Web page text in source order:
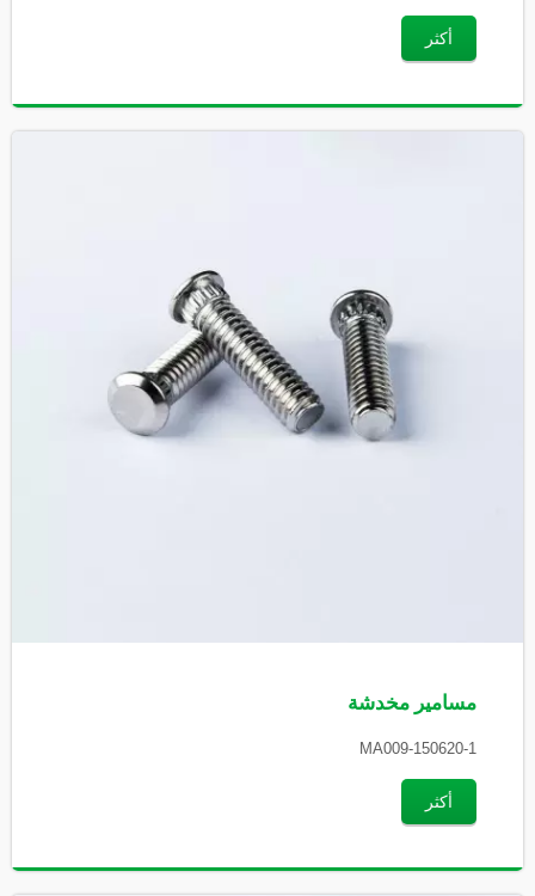
أكثر
مسامير مخدشة
MA009-150620-1
أكثر